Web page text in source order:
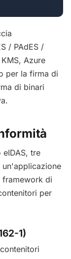
/ PAdES /
Azure
per la firma di
di binari
tre
un'applicazione
framework di
per
1)